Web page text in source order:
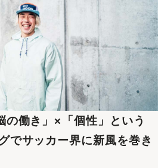
の働き」×「個性」という
でサッカー界に新風を巻き